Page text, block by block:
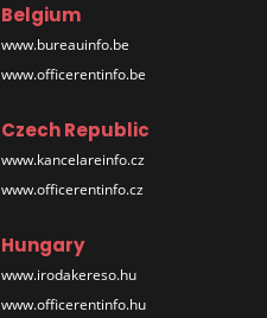
Belgium
www.bureauinfo.be
www.officerentinfo.be
Czech Republic
www.kancelareinfo.cz
www.officerentinfo.cz
Hungary
www.irodakereso.hu
www.officerentinfo.hu